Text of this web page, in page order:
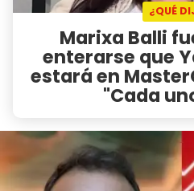
¿QUÉ
Marixa Balli
enterarse que
estará en
"Cada